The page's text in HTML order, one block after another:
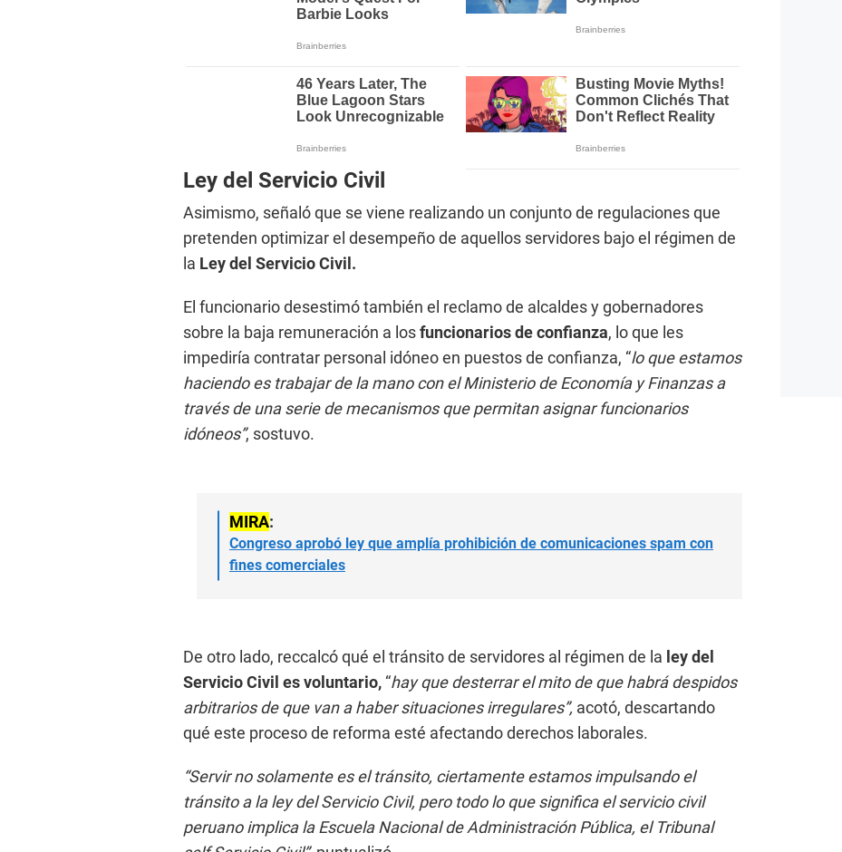
Ley del Servicio Civil
Asimismo, señaló que se viene realizando un conjunto de regulaciones que
pretenden optimizar el desempeño de aquellos servidores bajo el régimen de
la Ley del Servicio Civil.
El funcionario desestimó también el reclamo de alcaldes y gobernadores
sobre la baja remuneración a losfuncionarios de confianza, lo que les
impediría contratar personal idóneo en puestos de confianza, “lo que estamos
haciendo es trabajar de la mano con el Ministerio de Economía y Finanzas a
través de una serie de mecanismos que permitan asignar funcionarios
idóneos”, sostuvo.
MIRA:
Congreso aprobó ley que amplía prohibición de comunicaciones spam con
fines comerciales
De otro lado, reccalcó qué el tránsito de servidores al régimen de la ley del
Servicio Civil es voluntario, “hay que desterrar el mito de que habrá despidos
arbitrarios de que van a haber situaciones irregulares”, acotó, descartando
qué este proceso de reforma esté afectando derechos laborales.
“Servir no solamente es el tránsito, ciertamente estamos impulsando el
tránsito a la ley del Servicio Civil, pero todo lo que significa el servicio civil
peruano implica la Escuela Nacional de Administración Pública, el Tribunal